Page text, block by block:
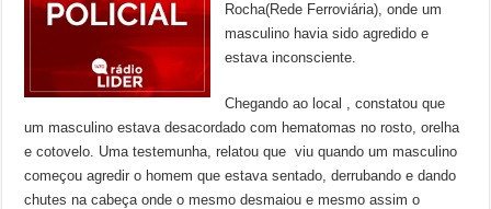
Rocha(Rede Ferroviária), onde um
masculino havia sido agredido e
estava inconsciente.
Chegando ao local , constatou que
um masculino estava desacordado com hematomas no rosto, orelha
e cotovelo. Uma testemunha, relatou que viu quando um masculino
começou agredir o homem que estava sentado, derrubando e dando
chutes na cabeça onde o mesmo desmaiou e mesmo assim o